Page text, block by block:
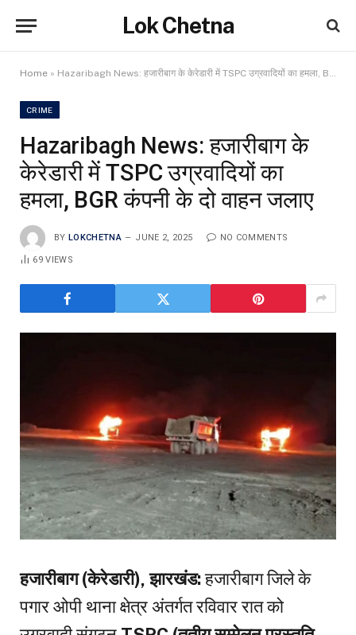
Lok Chetna
Home » Hazaribagh News: हजारीबाग के केरेडारी में TSPC उग्रवादियों का हमला, BGR कंपनी के दो वाहन जलाए
CRIME
Hazaribagh News: हजारीबाग के
केरेडारी में TSPC उग्रवादियों का
हमला, BGR कंपनी के दो वाहन जलाए
BY LOKCHETNA JUNE 2, 2025 NO COMMENTS
69VIEWS
हजारीबाग (केरेडारी), झारखंड:हजारीबाग जिले के
पगार ओपी थाना क्षेत्र अंतर्गत रविवार रात को